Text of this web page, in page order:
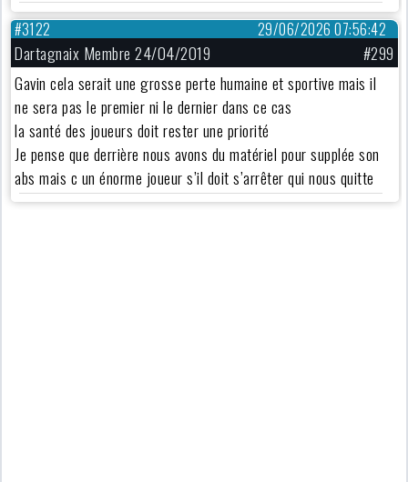
29/06/2026 07:56:42
#3122
Dartagnaix Membre 24/04/2019
#299
Gavin cela serait une grosse perte humaine et sportive mais il
ne sera pas le premier ni le dernier dans ce cas
la santé des joueurs doit rester une priorité
Je pense que derrière nous avons du matériel pour supplée son
abs mais c un énorme joueur s’il doit s’arrêter qui nous quitte